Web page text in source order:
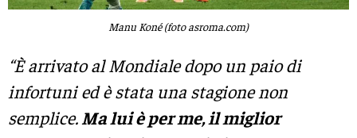
Manu Koné (foto asroma.com)
“È arrivato al Mondiale dopo un paio di
infortuni ed è stata una stagione non
semplice.Ma lui è per me, il miglior